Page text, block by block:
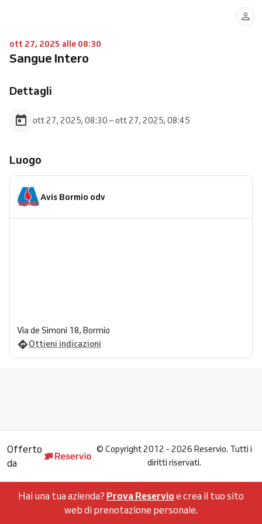
ott 27, 2025 alle 08:30
Sangue Intero
Dettagli
ott 27, 2025, 08:30 – ott 27, 2025, 08:45
Luogo
Avis Bormio odv
Via de Simoni 18, Bormio
Ottieni indicazioni
Offerto
da
© Copyright 2012 - 2026 Reservio. Tutti i
diritti riservati.
Hai una tua azienda? Prova Reservio e crea il tuo sito
web di prenotazione personale.